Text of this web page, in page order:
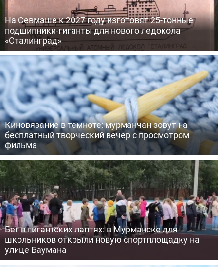
На Севмаше к 2027 году изготовят 25-тонные
подшипники-гиганты для нового ледокола
«Сталинград»
Киновязание в темноте: мурманчан зовут на
бесплатный творческий вечер с просмотром
фильма
Бег в гигантских лаптях: в Мурманске для
школьников открыли новую спортплощадку на
улице Баумана